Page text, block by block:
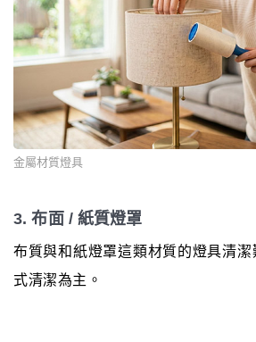
金屬材質燈具
3. 布面 / 紙質燈罩
布質與和紙燈罩這類材質的燈具清
式清潔為主。